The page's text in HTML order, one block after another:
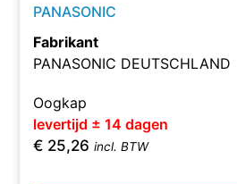
PANASONIC
Fabrikant
PANASONIC DEUTSCHLAND
Oogkap
levertijd ± 14 dagen
€ 25,26 incl. BTW